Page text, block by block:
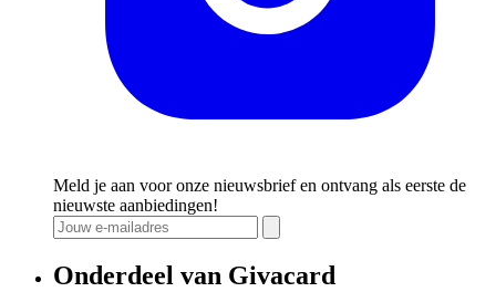
Meld je aan voor onze nieuwsbrief en ontvang als eerste de
nieuwste aanbiedingen!
Onderdeel van Givacard